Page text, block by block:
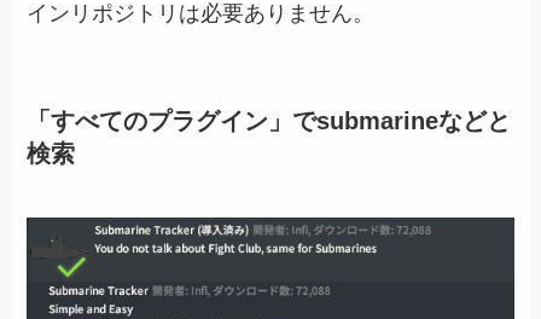
インリポジトリは必要ありません。
「すべてのプラグイン」でsubmarineなどと
検索